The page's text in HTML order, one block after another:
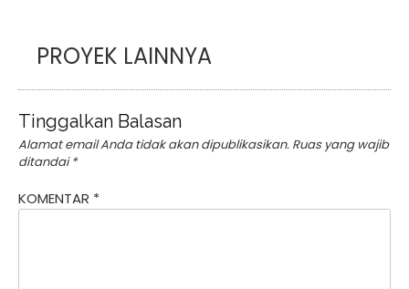
PROYEK LAINNYA
Tinggalkan Balasan
Alamat email Anda tidak akan dipublikasikan. Ruas yang wajib
ditandai*
KOMENTAR *